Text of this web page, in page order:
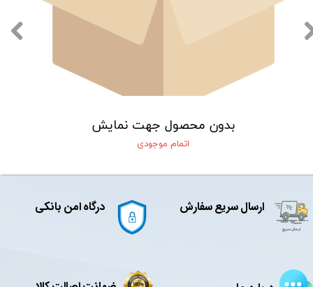
بدون محصول جهت نمایش
اتمام موجودی
ارسال سریع سفارش درگاه امن بانکی